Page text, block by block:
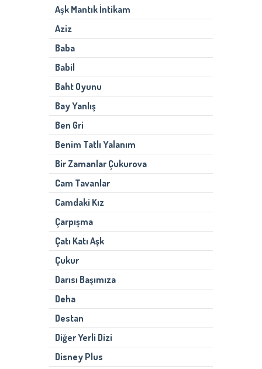
Aşk Mantık İntikam
Aziz
Baba
Babil
Baht Oyunu
Bay Yanlış
Ben Gri
Benim Tatlı Yalanım
Bir Zamanlar Çukurova
Cam Tavanlar
Camdaki Kız
Çarpışma
Çatı Katı Aşk
Çukur
Darısı Başımıza
Deha
Destan
Diğer Yerli Dizi
Disney Plus